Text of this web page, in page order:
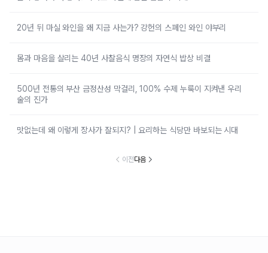
20년 뒤 마실 와인을 왜 지금 사는가? 강헌의 스페인 와인 야부리
몸과 마음을 살리는 40년 사찰음식 명장의 자연식 밥상 비결
500년 전통의 부산 금정산성 막걸리, 100% 수제 누룩이 지켜낸 우리
술의 진가
맛없는데 왜 이렇게 장사가 잘되지? | 요리하는 식당만 바보되는 시대
이전다음